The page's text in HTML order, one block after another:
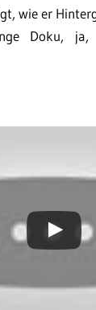
wie er
Doku,